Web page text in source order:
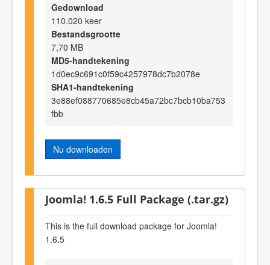
Gedownload
110.020 keer
Bestandsgrootte
7,70 MB
MD5-handtekening
1d0ec9c691c0f59c4257978dc7b2078e
SHA1-handtekening
3e88ef088770685e8cb45a72bc7bcb10ba753
fbb
Nu downloaden
Joomla! 1.6.5 Full Package (.tar.gz)
This is the full download package for Joomla!
1.6.5